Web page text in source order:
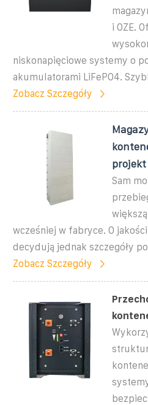
i OZE.
niskonapięciowe systemy o
akumulatorami LiFePO4.
Zobacz Szczegóły
projekt
Sam
wcześniej w fabryce. O
decydują jednak szczegóły
Zobacz Szczegóły